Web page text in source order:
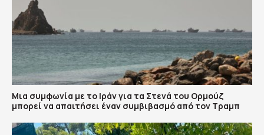
Μια συμφωνία με το Ιράν για τα Στενά του Ορμούζ
μπορεί να απαιτήσει έναν συμβιβασμό από τον Τραμπ